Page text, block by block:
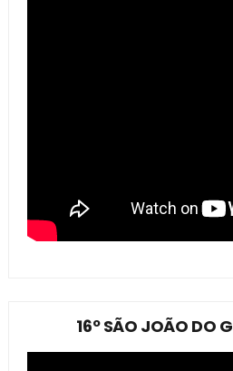
16º SÃO JOÃO DO